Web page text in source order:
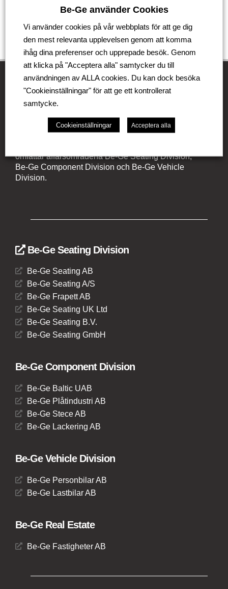
Be-Ge Koncernen
Be-Ge Koncernen är en familjeägd företagsgrupp med
verksamhet i Sverige, Danmark, Storbritannien,
omfattar affärsområdena Be-Ge Seating Division,
Be-Ge Component Division och Be-Ge Vehicle
Division.
Be-Ge Seating Division
Be-Ge Seating AB
Be-Ge Seating A/S
Be-Ge Frapett AB
Be-Ge Seating UK Ltd
Be-Ge Seating B.V.
Be-Ge Seating GmbH
Be-Ge Component Division
Be-Ge Baltic UAB
Be-Ge Plåtindustri AB
Be-Ge Stece AB
Be-Ge Lackering AB
Be-Ge Vehicle Division
Be-Ge Personbilar AB
Be-Ge Lastbilar AB
Be-Ge Real Estate
Be-Ge Fastigheter AB
Be-Ge använder Cookies
Vi använder cookies på vår webbplats för att ge dig
den mest relevanta upplevelsen genom att komma
ihåg dina preferenser och upprepade besök. Genom
att klicka på "Acceptera alla" samtycker du till
användningen av ALLA cookies. Du kan dock besöka
"Cookieinställningar" för att ge ett kontrollerat
samtycke.
Cookieinställningar Acceptera alla